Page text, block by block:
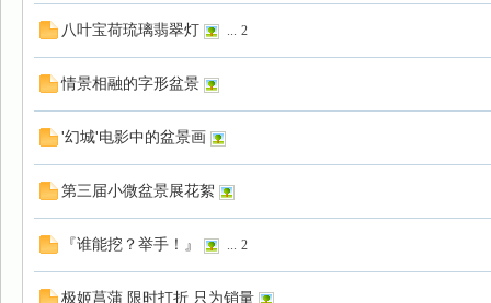
园
八叶宝荷琉璃翡翠灯 ... 2
情景相融的字形盆景
'幻城'电影中的盆景画
第三届小微盆景展花絮
『谁能挖？举手！』 ... 2
极姬菖蒲 限时打折 只为销量